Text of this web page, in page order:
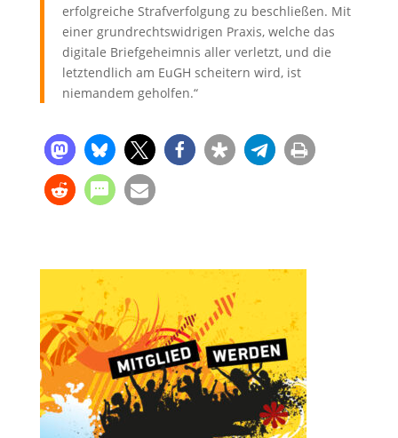
erfolgreiche Strafverfolgung zu beschließen. Mit
einer grundrechtswidrigen Praxis, welche das
digitale Briefgeheimnis aller verletzt, und die
letztendlich am EuGH scheitern wird, ist
niemandem geholfen.“